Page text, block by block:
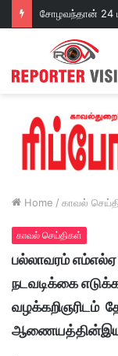
Home / காவல்
காவல் செய்திகள்
பல்லாவரம்
நடவடிக்கை
வழக்கறிஞரிடம்